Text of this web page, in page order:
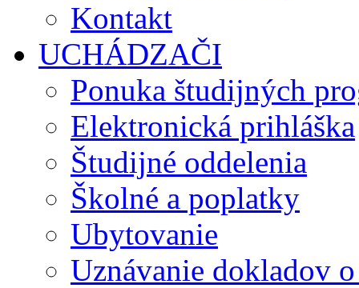
Kontakt
UCHÁDZAČI
Ponuka študijných
Elektronická prihláška
Študijné oddelenia
Školné a poplatky
Ubytovanie
Uznávanie dokladov